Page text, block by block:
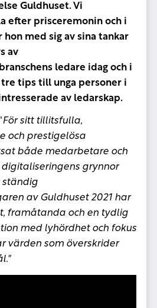
Guldhuset. Vi
efter prisceremonin och i
med sig av sina tankar
av
ledare idag och i
tips till unga personer i
av ledarskap.
För sitt tillitsfulla,
och prestigelösa
både medarbetare och
grynnor
ständig
av Guldhuset 2021 har
framåtanda och en tydlig
med lyhördhet och fokus
värden som överskrider